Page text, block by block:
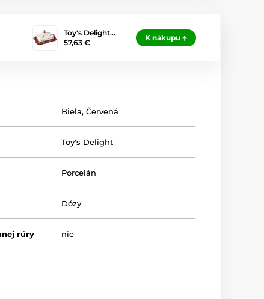
Toy's Delight…
57,63 €
K nákupu
Biela,Červená
Toy's Delight
Porcelán
Dózy
rúry nie